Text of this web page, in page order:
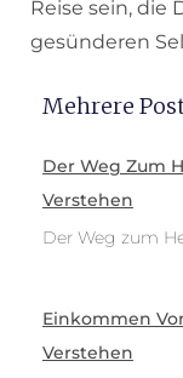
Reise sein, die
gesünderen
Mehrere
Der Weg Zum
Verstehen
Der Weg zum
Einkommen
Verstehen